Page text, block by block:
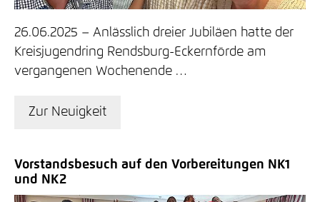
26.06.2025
Anlässlich dreier Jubiläen hatte der
Kreisjugendring Rendsburg-Eckernförde am
vergangenen Wochenende …
Zur Neuigkeit
Vorstandsbesuch auf den Vorbereitungen NK1
und NK2